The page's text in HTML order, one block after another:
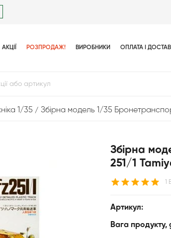
АКЦІЇ РОЗПРОДАЖ! ВИРОБНИКИ ОПЛАТА І
1/35 Збірна модель 1/35
Збірна
251/1
Артикул:
Вага продукту,